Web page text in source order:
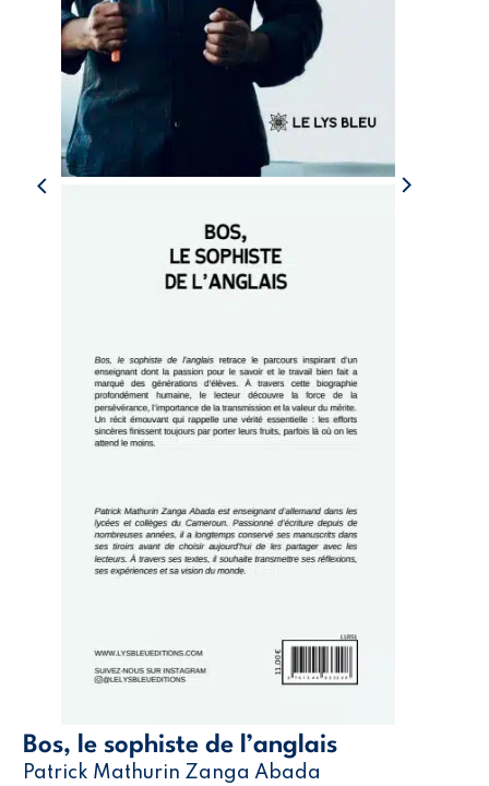
Bos, le sophiste de l’anglais
Patrick Mathurin Zanga Abada